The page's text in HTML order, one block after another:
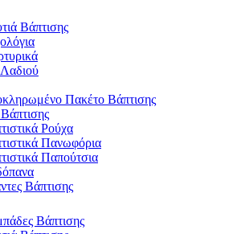
Βάπτισης
Πακέτο Βάπτισης
Ρούχα
Πανωφόρια
Παπούτσια
Βάπτισης
Βάπτισης